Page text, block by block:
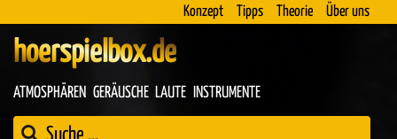
Konzept Tipps Theorie Über uns
hoerspielbox.de
ATMOSPHÄREN GERÄUSCHE LAUTE INSTRUMENTE